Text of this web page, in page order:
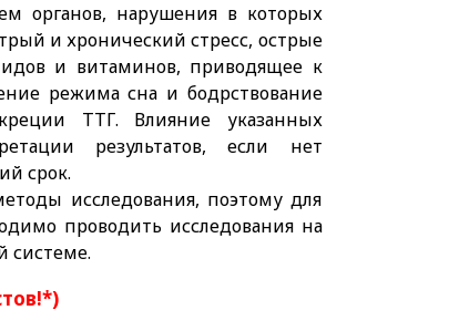
органов, нарушения в которых
и хронический стресс, острые
и витаминов, приводящее к
режима сна и бодрствование
ТТГ. Влияние указанных
результатов, если нет
срок.
исследования, поэтому для
проводить исследования на
системе.